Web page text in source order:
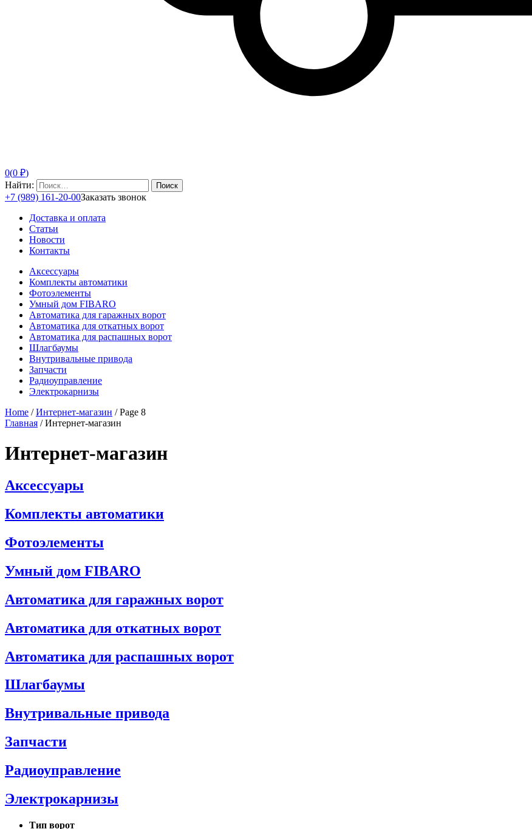
0(0 ₽)
Найти:
+7 (989) 161-20-00Заказать звонок
Доставка и оплата
Статьи
Новости
Контакты
Аксессуары
Комплекты автоматики
Фотоэлементы
Умный дом FIBARO
Автоматика для гаражных ворот
Автоматика для откатных ворот
Автоматика для распашных ворот
Шлагбаумы
Внутривальные привода
Запчасти
Радиоуправление
Электрокарнизы
Home /Интернет-магазин / Page 8
Главная /Интернет-магазин
Интернет-магазин
Аксессуары
Комплекты автоматики
Фотоэлементы
Умный дом FIBARO
Автоматика для гаражных ворот
Автоматика для откатных ворот
Автоматика для распашных ворот
Шлагбаумы
Внутривальные привода
Запчасти
Радиоуправление
Электрокарнизы
Тип ворот